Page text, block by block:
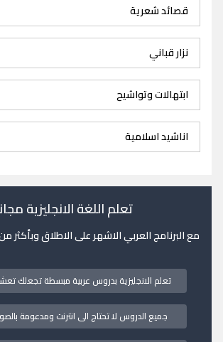
قصائد شعرية
نزار قباني
ابتهالات وتواشيح
اناشيد اسلامية
تعلم اللغة الانجليزية
مع البرنامج العربي الاشهر على الاطلاق وبأكثر من 10 مليون
تعلم الانجليزية بدروس عربية مبسطة تجعلك
جميع الدروس لا تحتاج الى انترنت ومدعومة